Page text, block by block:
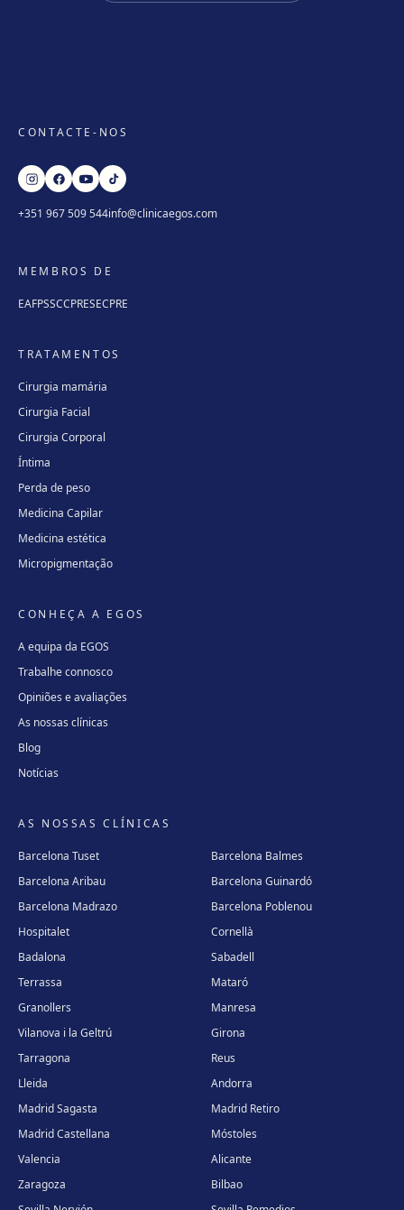
CONTACTE-NOS
+351 967 509 544info@clinicaegos.com
MEMBROS DE
EAFPSSCCPRESECPRE
TRATAMENTOS
Cirurgia mamária
Cirurgia Facial
Cirurgia Corporal
Íntima
Perda de peso
Medicina Capilar
Medicina estética
Micropigmentação
CONHEÇA A EGOS
A equipa da EGOS
Trabalhe connosco
Opiniões e avaliações
As nossas clínicas
Blog
Notícias
AS NOSSAS CLÍNICAS
Barcelona Tuset
Barcelona Balmes
Barcelona Aribau
Barcelona Guinardó
Barcelona Madrazo
Barcelona Poblenou
Hospitalet
Cornellà
Badalona
Sabadell
Terrassa
Mataró
Granollers
Manresa
Vilanova i la Geltrú
Girona
Tarragona
Reus
Lleida
Andorra
Madrid Sagasta
Madrid Retiro
Madrid Castellana
Móstoles
Valencia
Alicante
Zaragoza
Bilbao